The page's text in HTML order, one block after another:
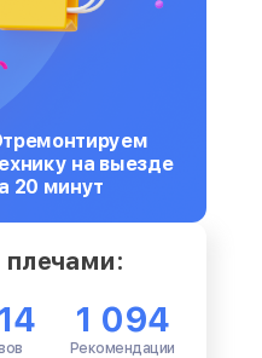
на выезде
20 минут
1 094
Рекомендации